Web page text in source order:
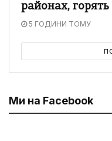
районах,
5 ГОДИНИ ТОМУ
Ми на Facebook